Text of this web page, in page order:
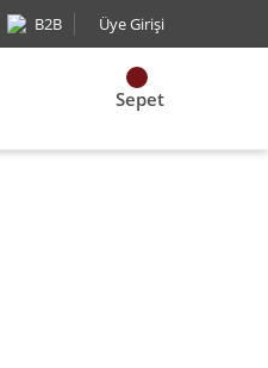
B2B Üye Girişi
Sepet